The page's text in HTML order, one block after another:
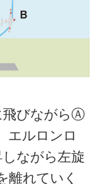
飛びながらⒶ
エルロンロ
ながら左旋
離れていく